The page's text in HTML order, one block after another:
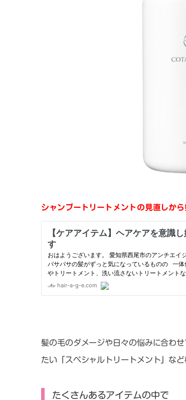
シャンプートリートメントの見直しか
髪の毛のダメージや日々の悩みに合わ
たい「スペシャルトリートメント」な
たくさんあるアイテムの中で